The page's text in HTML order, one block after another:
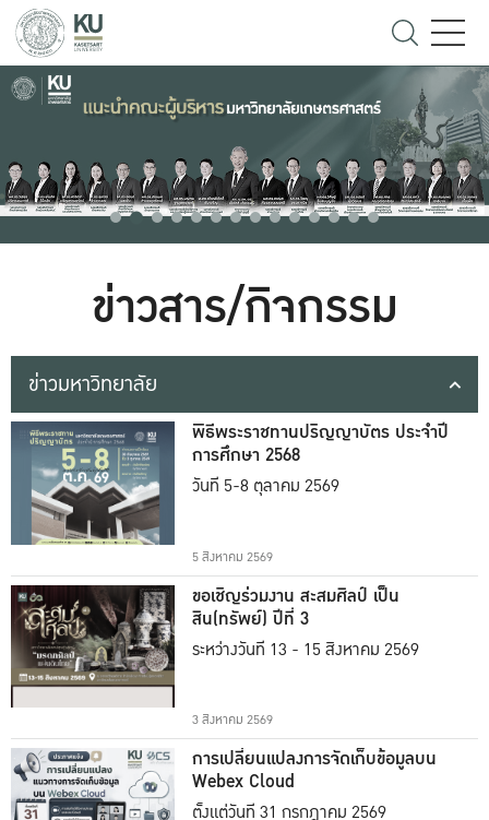
ข่าวสาร/กิจกรรม
ข่าวมหาวิทยาลัย
พิธีพระราชทานปริญญาบัตร ประจำปี
การศึกษา 2568
วันที่ 5-8 ตุลาคม 2569
5 สิงหาคม 2569
ขอเชิญร่วมงาน สะสมศิลป์ เป็น
สิน(ทรัพย์) ปีที่ 3
ระหว่างวันที่ 13 - 15 สิงหาคม 2569
3 สิงหาคม 2569
การเปลี่ยนแปลงการจัดเก็บข้อมูลบน
Webex Cloud
ตั้งแต่วันที่ 31 กรกฎาคม 2569